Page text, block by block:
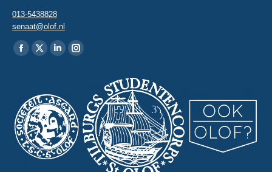
013-5438828
senaat@olof.nl
Vind ons op:
Facebook
in
new
window
X
in
new
window
Linkedin
in
new
window
Instagram
new
window